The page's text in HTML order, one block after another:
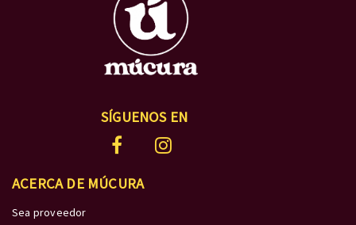
SÍGUENOS EN
ACERCA DE MÚCURA
Sea proveedor